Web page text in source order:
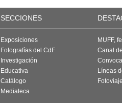
SECCIONES
Exposiciones
Fotografías del CdF
Investigación
Educativa
Catálogo
Mediateca
MUFF,
Canal
Líneas